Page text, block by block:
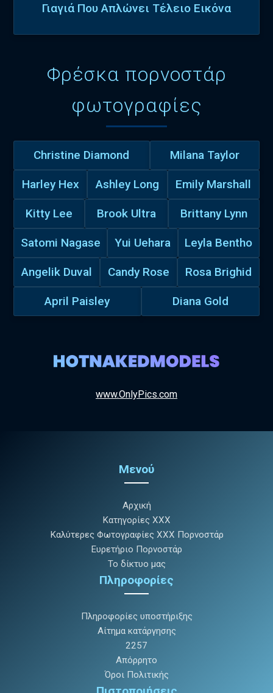
Γιαγιά Που Απλώνει Τέλειο Εικόνα
Φρέσκα πορνοστάρ
φωτογραφίες
Christine Diamond Milana Taylor
Harley Hex Ashley Long Emily Marshall
Kitty Lee Brook Ultra Brittany Lynn
Satomi Nagase Yui Uehara Leyla Bentho
Angelik Duval Candy Rose Rosa Brighid
April Paisley Diana Gold
www.OnlyPics.com
Μενού
Αρχική
Κατηγορίες XXX
Καλύτερες Φωτογραφίες XXX Πορνοστάρ
Ευρετήριο Πορνοστάρ
Το δίκτυο μας
Πληροφορίες
Πληροφορίες υποστήριξης
Αίτημα κατάργησης
2257
Απόρρητο
Όροι Πολιτικής